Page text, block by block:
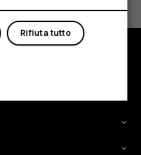
Rifiuta tutto